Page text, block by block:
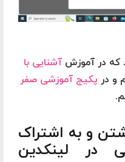
که در آموزش آشنایی با
و در پکیج آموزشی صفر
و به اشتراک
در لینکدین